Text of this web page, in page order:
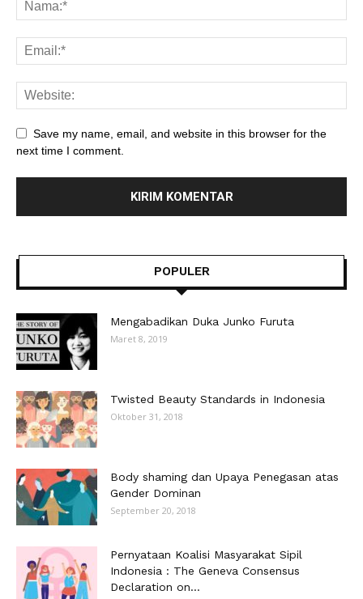
Save my name, email, and website in this browser for the
next time I comment.
POPULER
Mengabadikan Duka Junko Furuta
Maret 8, 2019
Twisted Beauty Standards in Indonesia
Oktober 31, 2018
Body shaming dan Upaya Penegasan atas
Gender Dominan
September 20, 2018
Pernyataan Koalisi Masyarakat Sipil
Indonesia : The Geneva Consensus
Declaration on...